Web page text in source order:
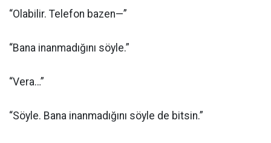
“Olabilir. Telefon bazen—”
“Bana inanmadığını söyle.”
“Vera…”
“Söyle. Bana inanmadığını söyle de bitsin.”